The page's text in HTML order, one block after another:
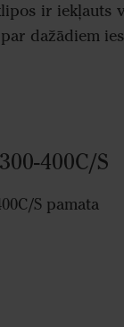
ir iekļauts
dažādiem
400C/S
S pamata